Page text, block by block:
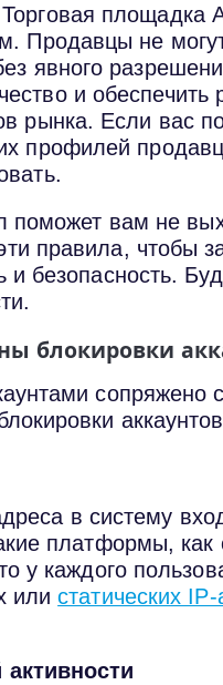
площадка
Продавцы не
явного
и обеспечить
рынка. Если вас
профилей
поможет вам не
правила, чтобы
и безопасность.
блокировки
в систему
платформы, как
у каждого
илистатических